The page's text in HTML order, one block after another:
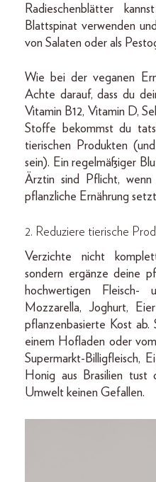
Radieschenblätter
Blattspinat verwenden
von Salaten oder als
Wie bei der veganen
Achte darauf, dass du
Vitamin B12, Vitamin D,
Stoffe bekommst du
tierischen Produkten
sein). Ein regelmäßiger
Ärztin sind Pflicht, wenn
pflanzliche Ernährung
2. Reduziere tierische
Verzichte nicht
sondern ergänze deine
hochwertigen Fleisch-
Mozzarella, Joghurt,
pflanzenbasierte Kost ab.
einem Hofladen oder
Supermarkt-Billigfleisch,
Honig aus Brasilien
Umwelt keinen Gefallen.